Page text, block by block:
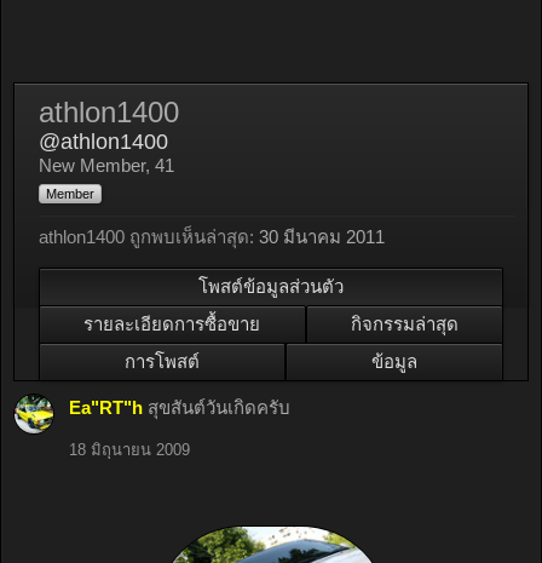
athlon1400
@athlon1400
New Member, 41
Member
athlon1400 ถูกพบเห็นล่าสุด: 30 มีนาคม 2011
โพสต์ข้อมูลส่วนตัว
รายละเอียดการซื้อขาย
กิจกรรมล่าสุด
การโพสต์
ข้อมูล
Ea"RT"h สุขสันต์วันเกิดครับ
18 มิถุนายน 2009